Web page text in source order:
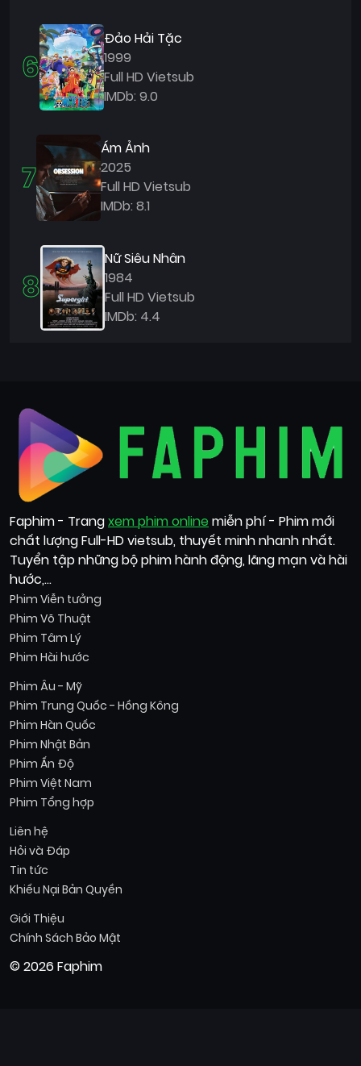
6
Đảo Hải Tặc
1999
Full HD Vietsub
IMDb: 9.0
7
Ám Ảnh
2025
Full HD Vietsub
IMDb: 8.1
8
Nữ Siêu Nhân
1984
Full HD Vietsub
IMDb: 4.4
Faphim - Trangxem phim online miễn phí - Phim mới
chất lượng Full-HD vietsub, thuyết minh nhanh nhất.
Tuyển tập những bộ phim hành động, lãng mạn và hài
hước,...
Phim Viễn tưởng
Phim Võ Thuật
Phim Tâm Lý
Phim Hài hước
Phim Âu - Mỹ
Phim Trung Quốc - Hồng Kông
Phim Hàn Quốc
Phim Nhật Bản
Phim Ấn Độ
Phim Việt Nam
Phim Tổng hợp
Liên hệ
Hỏi và Đáp
Tin tức
Khiếu Nại Bản Quyền
Giới Thiệu
Chính Sách Bảo Mật
© 2026 Faphim